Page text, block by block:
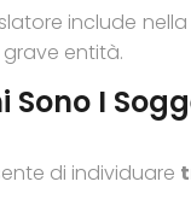
include
entità.
I
di individuare